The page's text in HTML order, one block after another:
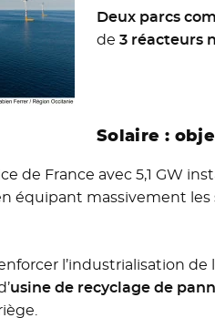
Deux parcs
de 3 réacteurs
Solaire :
de France avec 5,1 GW
équipant massivement les
l’industrialisation
usine de recyclage de